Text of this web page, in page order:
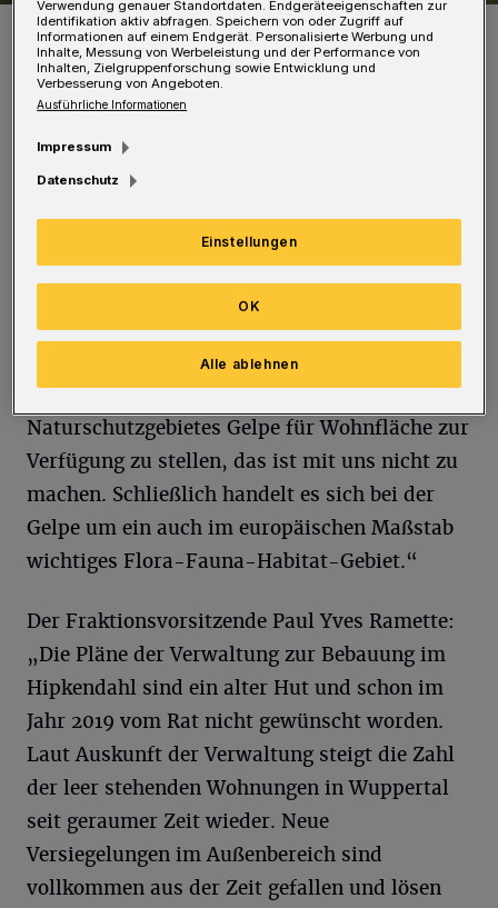
Der grüne Fraktionsvorsitzende Paul Yves Ramette.
Foto: Tim Ahlrichs
Guido Mengelberg
(stadtentwicklungspolitischer Sprecher der
Grünen): „Wir bewerten die Planung als
Gelpe. Die Verwaltung schlägt für den
Hipkendahl vor, mehr als acht Hektar Fläche
in direkter Nähe des sehr bedeutenden
Naturschutzgebietes Gelpe für Wohnfläche zur
Verfügung zu stellen, das ist mit uns nicht zu
machen. Schließlich handelt es sich bei der
Gelpe um ein auch im europäischen Maßstab
wichtiges Flora-Fauna-Habitat-Gebiet.“
Der Fraktionsvorsitzende Paul Yves Ramette:
„Die Pläne der Verwaltung zur Bebauung im
Hipkendahl sind ein alter Hut und schon im
Jahr 2019 vom Rat nicht gewünscht worden.
Laut Auskunft der Verwaltung steigt die Zahl
der leer stehenden Wohnungen in Wuppertal
seit geraumer Zeit wieder. Neue
Versiegelungen im Außenbereich sind
vollkommen aus der Zeit gefallen und lösen
Verwendung genauer Standortdaten. Endgeräteeigenschaften zur
Identifikation aktiv abfragen. Speichern von oder Zugriff auf
Informationen auf einem Endgerät. Personalisierte Werbung und
Inhalte, Messung von Werbeleistung und der Performance von
Inhalten, Zielgruppenforschung sowie Entwicklung und
Verbesserung von Angeboten.
Ausführliche Informationen
Impressum
Datenschutz
Einstellungen
Alle ablehnen
OK